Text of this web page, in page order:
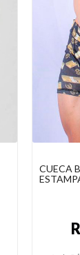
CUECA